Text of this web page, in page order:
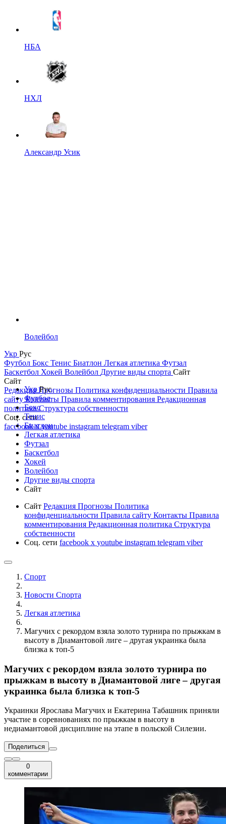
НБА
НХЛ
Александр Усик
Волейбол
Укр Рус
Футбол Бокс Тенис Биатлон Легкая атлетика Футзал
Баскетбол Хокей Волейбол Другие виды спорта Сайт
Сайт
РедакцияПрогнозы Политика конфиденциальности Правила
сайтуКонтакты Правила комментирования Редакционная
политикаСтруктура собственности
Соц. сети
facebookxyoutube instagram telegram viber
УкрРус
Футбол
Бокс
Тенис
Биатлон
Легкая атлетика
Футзал
Баскетбол
Хокей
Волейбол
Другие виды спорта
Сайт
Сайт Редакция Прогнозы Политика
конфиденциальности Правила сайту Контакты Правила
комментирования Редакционная политика Структура
собственности
Соц. сети facebook x youtube instagram telegram viber
Спорт
Новости Cпорта
Легкая атлетика
Магучих с рекордом взяла золото турнира по прыжкам в
высоту в Диамантовой лиге – другая украинка была
близка к топ-5
Магучих с рекордом взяла золото турнира по
прыжкам в высоту в Диамантовой лиге – другая
украинка была близка к топ-5
Украинки Ярослава Магучих и Екатерина Табашник приняли
участие в соревнованиях по прыжкам в высоту в
недиамантовой дисциплине на этапе в польской Силезии.
Поделиться
0
комментарии